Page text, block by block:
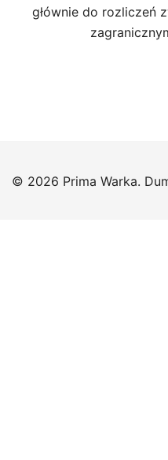
głównie do rozliczeń
© 2026 Prima Warka.